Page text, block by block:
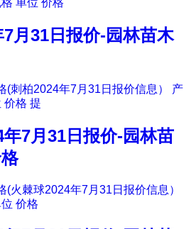
单位 价格
月31日报价-园林苗木
(刺柏2024年7月31日报价信息） 产
价格 提
年7月31日报价-园林苗
(火棘球2024年7月31日报价信息）
价格